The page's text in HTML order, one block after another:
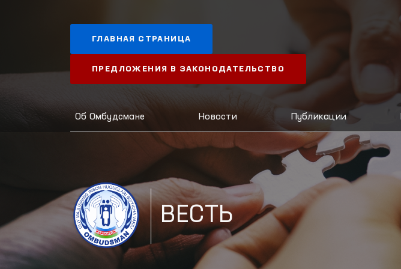
ГЛАВНАЯ СТРАНИЦА
ПРЕДЛОЖЕНИЯ В ЗАКОНОДАТЕЛЬСТВО
Об Омбудсмане Новости Публикации
ВЕСТЬ